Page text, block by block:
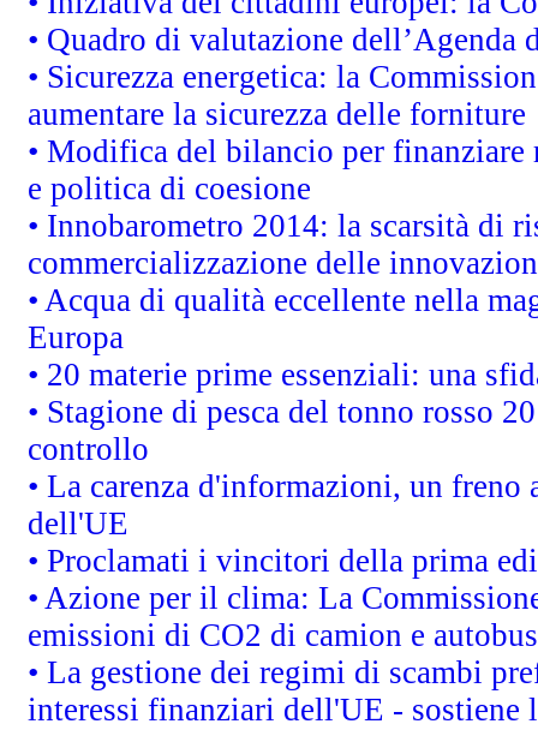
• Quadro di valutazione
• Sicurezza energetica: la
aumentare la sicurezza delle forniture
• Modifica del bilancio per finanziare
e politica di coesione
• Innobarometro 2014: la scarsità di
commercializzazione delle
• Acqua di qualità eccellente nella
Europa
• 20 materie prime essenziali: una
• Stagione di pesca del tonno rosso
controllo
• La carenza d'informazioni, un
dell'UE
• Proclamati i vincitori della prima
• Azione per il clima: La
emissioni di CO2 di camion e autobus
• La gestione dei regimi di scambi
interessi finanziari dell'UE - sostiene